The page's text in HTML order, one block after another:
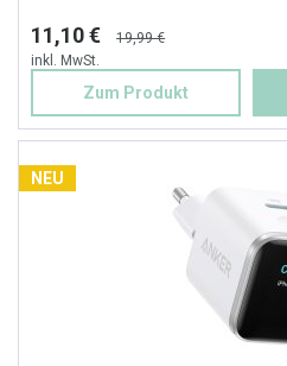
11,10 €
19,99 €
inkl. MwSt.
Zum Produkt
NEU